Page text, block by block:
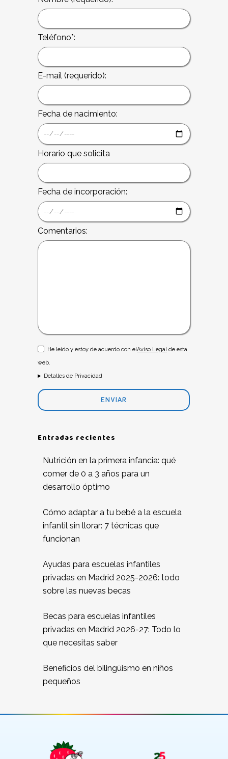
Teléfono*:
E-mail (requerido):
Fecha de nacimiento:
Horario que solicita
Fecha de incorporación:
Comentarios:
He leido y estoy de acuerdo con elAviso Legalde esta
web.
Detalles de Privacidad
Entradas recientes
Nutrición en la primera infancia: qué
comer de 0 a 3 años para un
desarrollo óptimo
Cómo adaptar a tu bebé a la escuela
infantil sin llorar: 7 técnicas que
funcionan
Ayudas para escuelas infantiles
privadas en Madrid 2025-2026: todo
sobre las nuevas becas
Becas para escuelas infantiles
privadas en Madrid 2026-27: Todo lo
que necesitas saber
Beneficios del bilingüismo en niños
pequeños